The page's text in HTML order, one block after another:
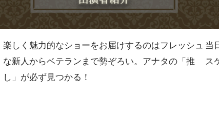
楽しく魅力的なショーをお届けするのはフレッシュ
な新人からベテランまで勢ぞろい。アナタの「推
し」が必ず見つかる！
当
ス